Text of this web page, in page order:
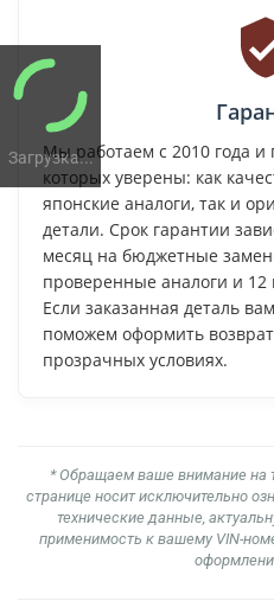
Загрузка...
Мы работаем с 2010 года и
которых уверены: как
японские аналоги, так и
детали. Срок гарантии
месяц на бюджетные
проверенные аналоги и 12
Если заказанная деталь
поможем оформить
прозрачных условиях.
* Обращаем ваше внимание на
странице носит исключительно
технические данные,
применимость к вашему VIN-